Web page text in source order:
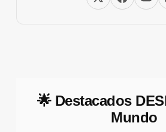
🌟 Destacados
Mundo